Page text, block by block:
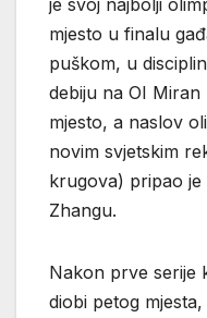
mjesto u finalu
puškom, u
debiju na OI
mjesto, a naslov
novim svjetskim
krugova) pripao
Zhangu.
Nakon prve serije
diobi petog